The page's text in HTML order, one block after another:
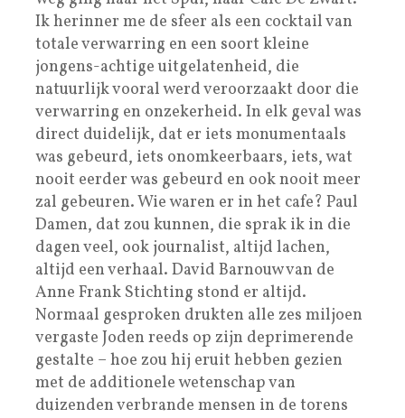
Ik herinner me de sfeer als een cocktail van
totale verwarring en een soort kleine
jongens-achtige uitgelatenheid, die
natuurlijk vooral werd veroorzaakt door die
verwarring en onzekerheid. In elk geval was
direct duidelijk, dat er iets monumentaals
was gebeurd, iets onomkeerbaars, iets, wat
nooit eerder was gebeurd en ook nooit meer
zal gebeuren. Wie waren er in het cafe? Paul
Damen, dat zou kunnen, die sprak ik in die
dagen veel, ook journalist, altijd lachen,
altijd een verhaal. David Barnouw van de
Anne Frank Stichting stond er altijd.
Normaal gesproken drukten alle zes miljoen
vergaste Joden reeds op zijn deprimerende
gestalte – hoe zou hij eruit hebben gezien
met de additionele wetenschap van
duizenden verbrande mensen in de torens